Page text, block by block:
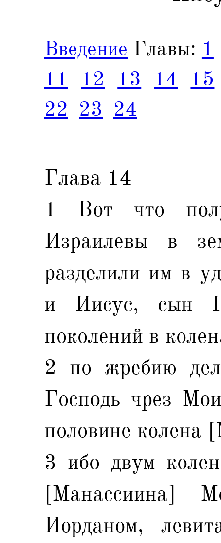
Введение Главы: 1
11
12 13 14
15
22 23 24
Глава 14
1 Вот что
Израилевы в
разделили им в
и Иисус, сын
поколений в
2 по жребию
Господь чрез
половине колена
3 ибо двум
[Манассиина]
Иорданом,